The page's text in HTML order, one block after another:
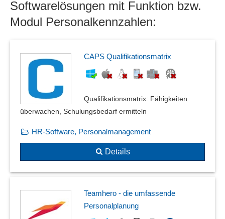
Softwarelösungen mit Funktion bzw.
Modul Personalkennzahlen:
CAPS Qualifikationsmatrix
Qualifikationsmatrix: Fähigkeiten
überwachen, Schulungsbedarf ermitteln
HR-Software, Personalmanagement
Details
Teamhero - die umfassende
Personalplanung